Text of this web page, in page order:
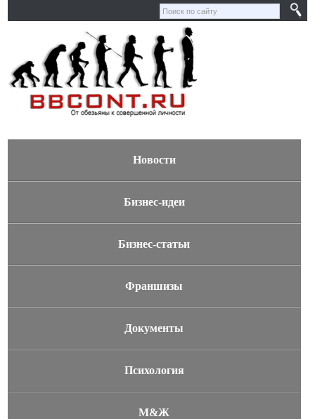
Новости
Бизнес-идеи
Бизнес-статьи
Франшизы
Документы
Психология
М&Ж